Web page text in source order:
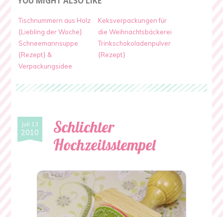
Tischnummern aus Holz
{Liebling der Woche}
Keksverpackungen für
die Weihnachtsbäckerei
Schneemannsuppe
{Rezept} &
Verpackungsidee
Trinkschokoladenpulver
{Rezept}
Juli 13
2010
Schlichter
Hochzeitsstempel